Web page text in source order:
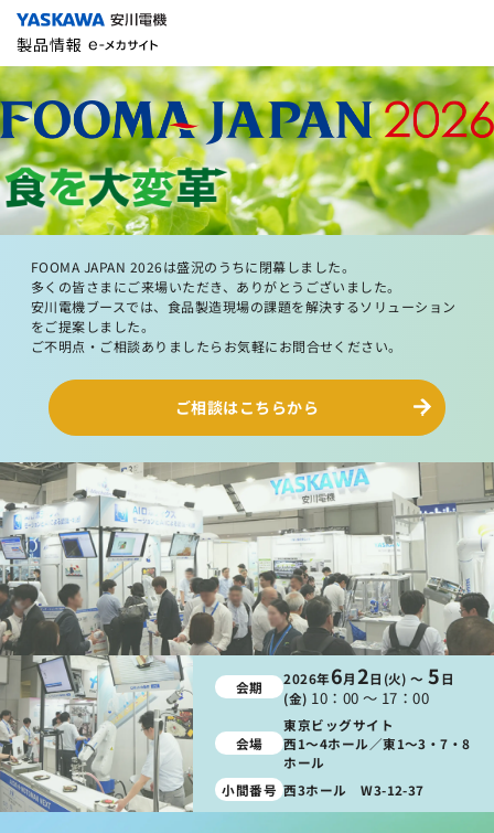
FOOMA JAPAN 2026は盛況のうちに閉幕しました。
多くの皆さまにご来場いただき、ありがとうございました。
安川電機ブースでは、食品製造現場の課題を解決するソリューション
をご提案しました。
ご不明点・ご相談ありましたらお気軽にお問合せください。
ご相談はこちらから
会期 2026年6月2日(火) ～5日
(金) 10：00 ～ 17：00
会場
東京ビッグサイト
西1～4ホール／東1～3・7・8
ホール
小間番号 西3ホール W3-12-37